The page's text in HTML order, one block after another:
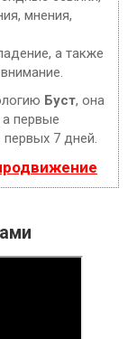
мнения,
а также
Буст, она
первые
7 дней.